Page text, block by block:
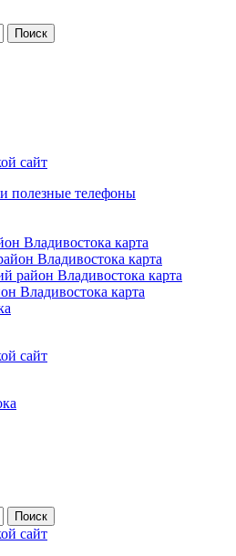
сайт
полезные телефоны
Владивостока карта
Владивостока карта
район Владивостока карта
Владивостока карта